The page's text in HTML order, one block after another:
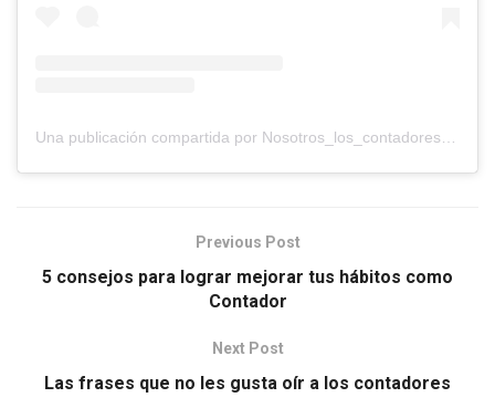
Una publicación compartida por Nosotros_los_contadores (@nosotros_los_contadores)
Previous Post
5 consejos para lograr mejorar tus hábitos como
Contador
Next Post
Las frases que no les gusta oír a los contadores